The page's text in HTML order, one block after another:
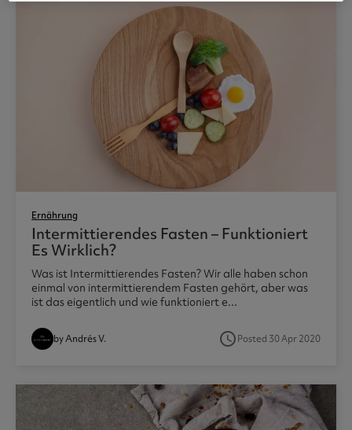
Ernährung
Intermittierendes Fasten – Funktioniert
Es Wirklich?
Was ist Intermittierendes Fasten? Wir alle haben schon
einmal von intermittierendem Fasten gehört, aber was
ist das eigentlich und wie funktioniert e...
by Andrés V. access_timePosted 30 Apr 2020